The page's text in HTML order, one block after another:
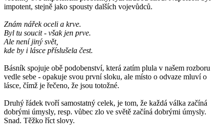
impotent, stejně jako spousty dalších vojevůdců.
Znám nářek oceli a krve.
Byl tu soucit - však jen prve.
Ale není jiný svět,
kde by i lásce příslušela čest.
Básník spojuje obě podobenství, která zatím plula v našem rozboru
vedle sebe - opakuje svou první sloku, ale místo o odvaze mluví o
lásce, čímž je řečeno, že jsou totožné.
Druhý řádek tvoří samostatný celek, je tom, že každá válka začíná
dobrými úmysly, resp. vůbec zlo ve světě začíná dobrými úmysly.
Snad. Těžko říct slovy.